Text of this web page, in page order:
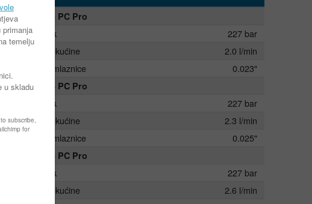
ST Max II 395 PC Pro
Max. radni tlak
227 bar
Max. protok tekućine
2.0 l/min
Max. veličina mlaznice
0.023"
ST Max II 495 PC Pro
Max. radni tlak
227 bar
Max. protok tekućine
2.3 l/min
Max. veličina mlaznice
0.025"
ST Max II 595 PC Pro
Max. radni tlak
227 bar
Max. protok tekućine
2.6 l/min